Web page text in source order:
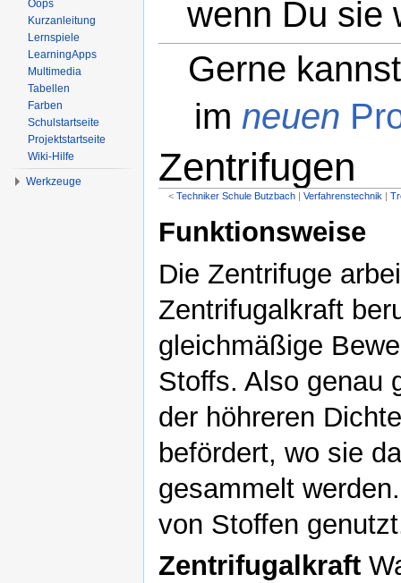
wenn Du sie
Gerne
im neuen
Zentrifugen
< Techniker Schule Butzbach‎ | Verfahrenstechnik
Funktionsweise
Die Zentrifuge
Zentrifugalkraft
gleichmäßige
Stoffs. Also genau
der höhreren
befördert, wo sie
gesammelt
von Stoffen
Zentrifugalkraft
Oops
Kurzanleitung
Lernspiele
LearningApps
Multimedia
Tabellen
Farben
Schulstartseite
Projektstartseite
Wiki-Hilfe
Werkzeuge